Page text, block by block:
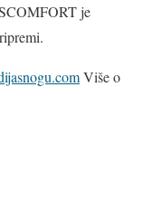
je
Više o